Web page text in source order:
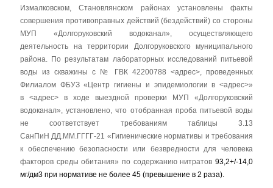
Измалковском, Становлянском районах установлены факты
совершения противоправных действий (бездействий) со стороны
МУП «Долгоруковский водоканал», осуществляющего
деятельность на территории Долгоруковского муниципального
района. По результатам лабораторных исследований питьевой
воды из скважины с № ГВК 42200788 <адрес>, проведенных
Филиалом ФБУЗ «Центр гигиены и эпидемиологии в <адрес>»
в <адрес> в ходе выездной проверки МУП «Долгоруковский
водоканал», установлено, что отобранная проба питьевой воды
не соответствует требованиям таблицы 3.13
СанПиН ДД.ММ.ГГГГ-21 «Гигиенические нормативы и требования
к обеспечению безопасности или безвредности для человека
факторов среды обитания» по содержанию нитратов 93,2+/-14,0
мг/дм3 при нормативе не более 45 (превышение в 2 раза).